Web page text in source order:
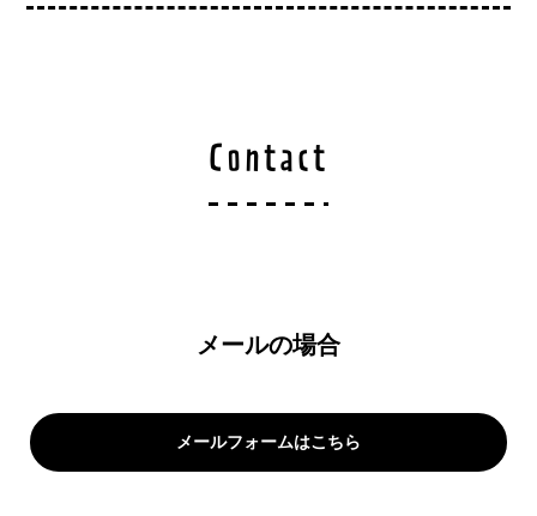
Contact
メールの場合
メールフォームはこちら